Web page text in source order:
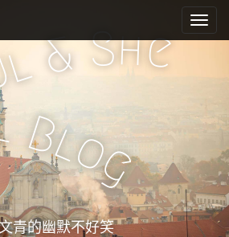
l&She
Blog
青的幽默不好笑